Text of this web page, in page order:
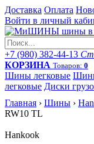
Доставка Оплата
Войти в личный
+7 (980) 382-44-13
КОРЗИНА Товаров: 0
Шины легковые
легковые Диски
Главная › Шины ›
RW10 TL
Hankook